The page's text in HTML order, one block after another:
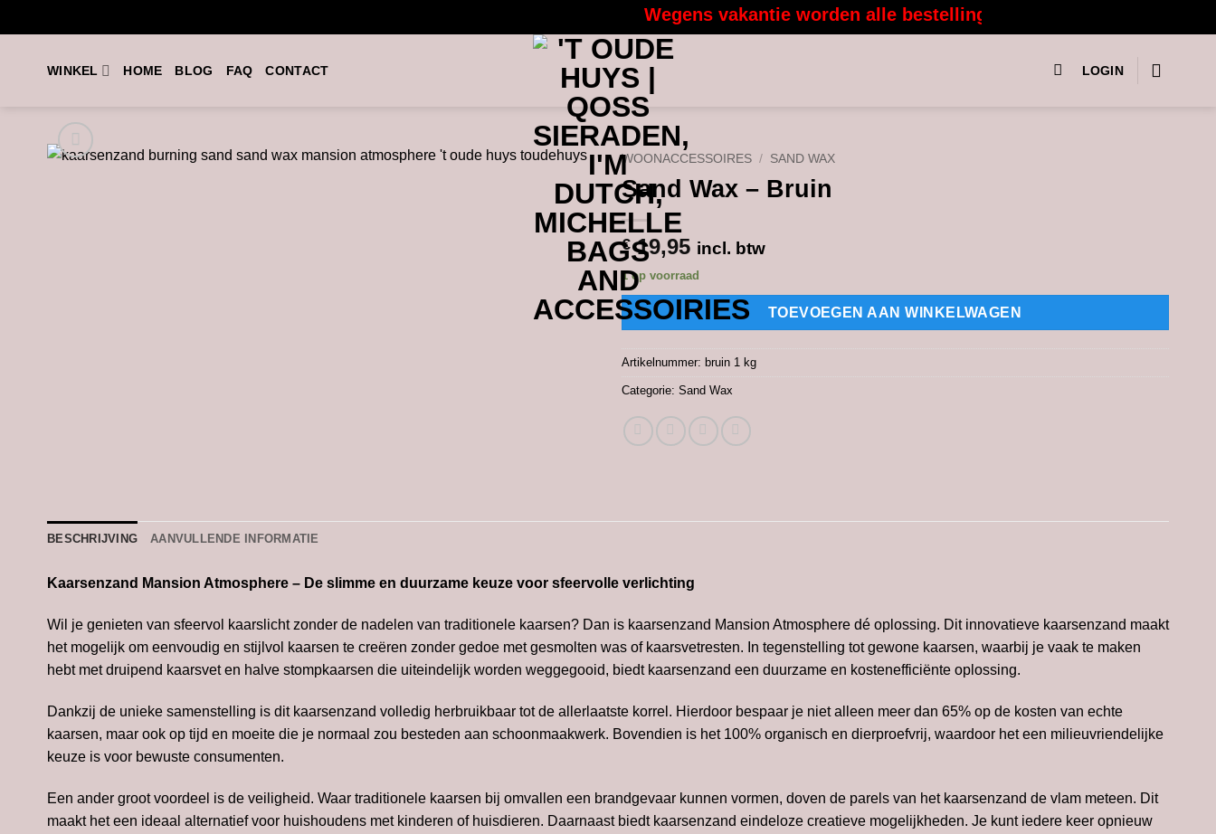
naar
Wegens vakantie worden alle bestellingen vanaf 3 augustus weer
WINKEL HOME BLOG FAQ CONTACT LOGIN
WOONACCESSOIRES / SAND WAX
Sand Wax – Bruin
€19,95 incl. btw
1 op voorraad
TOEVOEGEN AAN WINKELWAGEN
Artikelnummer: bruin 1 kg
Categorie: Sand Wax
BESCHRIJVING AANVULLENDE INFORMATIE
Kaarsenzand Mansion Atmosphere – De slimme en duurzame keuze voor sfeervolle verlichting
Wil je genieten van sfeervol kaarslicht zonder de nadelen van traditionele kaarsen? Dan is kaarsenzand Mansion Atmosphere dé oplossing. Dit innovatieve kaarsenzand maakt
het mogelijk om eenvoudig en stijlvol kaarsen te creëren zonder gedoe met gesmolten was of kaarsvetresten. In tegenstelling tot gewone kaarsen, waarbij je vaak te maken
hebt met druipend kaarsvet en halve stompkaarsen die uiteindelijk worden weggegooid, biedt kaarsenzand een duurzame en kostenefficiënte oplossing.
Dankzij de unieke samenstelling is dit kaarsenzand volledig herbruikbaar tot de allerlaatste korrel. Hierdoor bespaar je niet alleen meer dan 65% op de kosten van echte
kaarsen, maar ook op tijd en moeite die je normaal zou besteden aan schoonmaakwerk. Bovendien is het 100% organisch en dierproefvrij, waardoor het een milieuvriendelijke
keuze is voor bewuste consumenten.
Een ander groot voordeel is de veiligheid. Waar traditionele kaarsen bij omvallen een brandgevaar kunnen vormen, doven de parels van het kaarsenzand de vlam meteen. Dit
maakt het een ideaal alternatief voor huishoudens met kinderen of huisdieren. Daarnaast biedt kaarsenzand eindeloze creatieve mogelijkheden. Je kunt iedere keer opnieuw